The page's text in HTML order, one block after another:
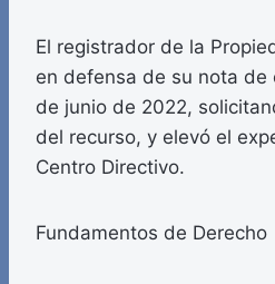
El registrador de la
en defensa de su nota de
de junio de 2022,
del recurso, y elevó el
Centro Directivo.
Fundamentos de Derecho